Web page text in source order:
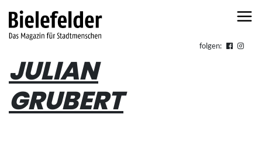
folgen:
JULIAN
GRUBERT